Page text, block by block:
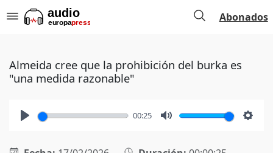
Abonados
Almeida cree que la prohibición del burka es
"una medida razonable"
00:25